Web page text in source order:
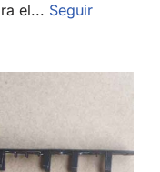
el... Seguir